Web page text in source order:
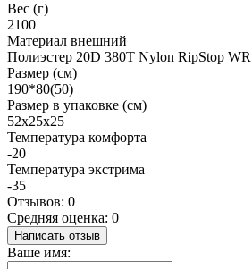
Вес (г)
2100
Материал внешний
Полиэстер 20D 380Т Nylon RipStop WR
Размер (см)
190*80(50)
Размер в упаковке (см)
52х25х25
Температура комфорта
-20
Температура экстрима
-35
Отзывов: 0
Средняя оценка: 0
Написать отзыв
Ваше имя: